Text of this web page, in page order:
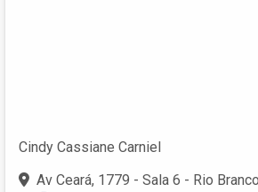
Cindy Cassiane Carniel
Av Ceará, 1779 - Sala 6 - Rio